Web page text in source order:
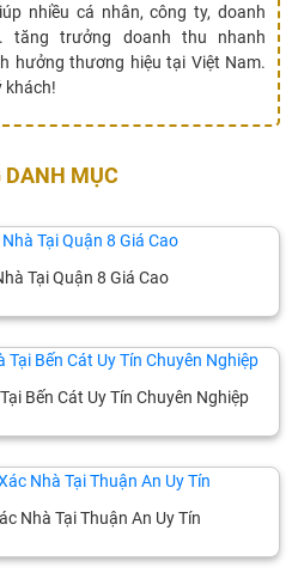
nhiều cá nhân, công ty, doanh
tăng trưởng doanh thu nhanh
hưởng thương hiệu tại Việt Nam.
khách!
DANH MỤC
Tại Quận 8 Giá Cao
Bến Cát Uy Tín Chuyên Nghiệp
Nhà Tại Thuận An Uy Tín